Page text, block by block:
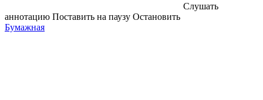
Слушать
аннотацию Поставить на паузу Остановить
Бумажная